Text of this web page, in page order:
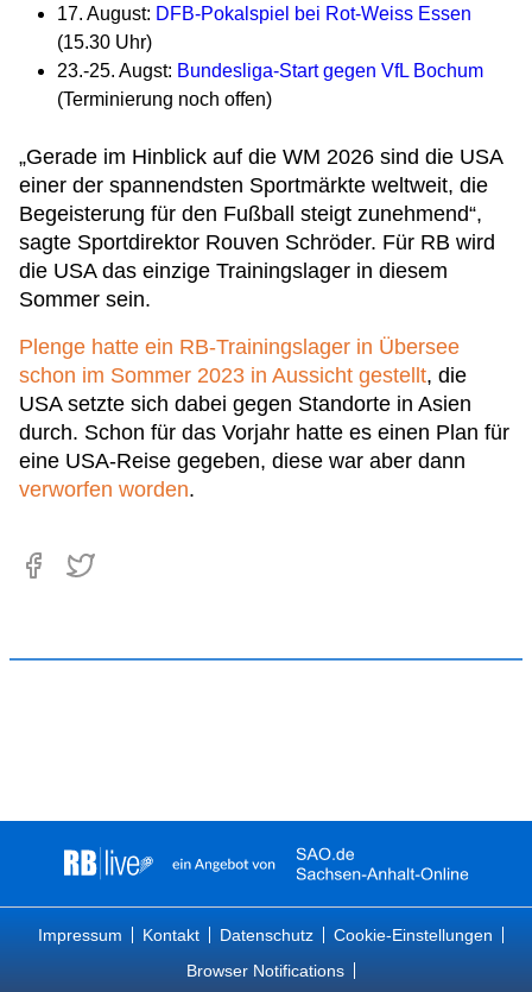
17. August: DFB-Pokalspiel bei Rot-Weiss Essen
(15.30 Uhr)
23.-25. Augst: Bundesliga-Start gegen VfL Bochum
(Terminierung noch offen)
„Gerade im Hinblick auf die WM 2026 sind die USA
einer der spannendsten Sportmärkte weltweit, die
Begeisterung für den Fußball steigt zunehmend“,
sagte Sportdirektor Rouven Schröder. Für RB wird
die USA das einzige Trainingslager in diesem
Sommer sein.
Plenge hatte ein RB-Trainingslager in Übersee
schon im Sommer 2023 in Aussicht gestellt, die
USA setzte sich dabei gegen Standorte in Asien
durch. Schon für das Vorjahr hatte es einen Plan für
eine USA-Reise gegeben, diese war aber dann
verworfen worden.
Impressum Kontakt Datenschutz
Cookie-Einstellungen
Browser Notifications